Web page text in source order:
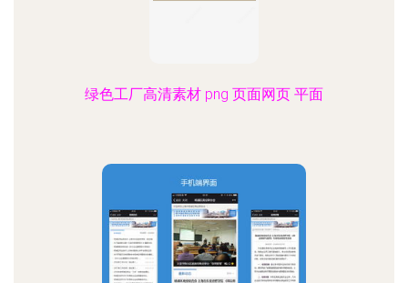
绿色工厂高清素材 png 页面网页 平面